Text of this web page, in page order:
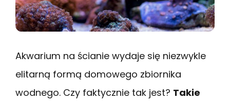
Akwarium na ścianie wydaje się niezwykle
elitarną formą domowego zbiornika
wodnego. Czy faktycznie tak jest? Takie